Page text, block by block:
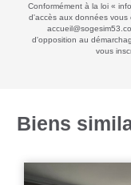
Conformément à la loi «
d'accès aux données vous
d'opposition au
vous
Biens